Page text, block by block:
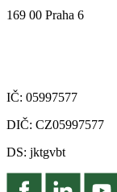
169 00 Praha 6
IČ: 05997577
DIČ: CZ05997577
DS: jktgvbt